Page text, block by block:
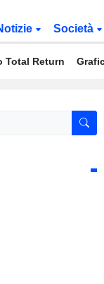
Società
Total Return